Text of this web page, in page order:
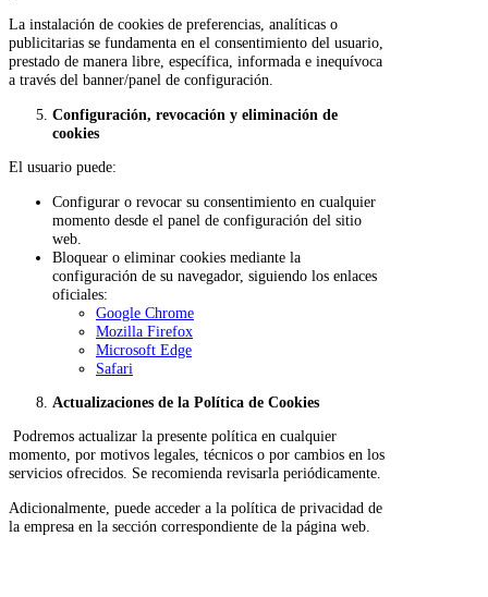
La instalación de cookies de preferencias, analíticas o
publicitarias se fundamenta en el consentimiento del usuario,
prestado de manera libre, específica, informada e inequívoca
a través del banner/panel de configuración.
Configuración, revocación y eliminación de
cookies
El usuario puede:
Configurar o revocar su consentimiento en cualquier
momento desde el panel de configuración del sitio
web.
Bloquear o eliminar cookies mediante la
configuración de su navegador, siguiendo los enlaces
oficiales:
Google Chrome
Mozilla Firefox
Microsoft Edge
Safari
Actualizaciones de la Política de Cookies
Podremos actualizar la presente política en cualquier
momento, por motivos legales, técnicos o por cambios en los
servicios ofrecidos. Se recomienda revisarla periódicamente.
Adicionalmente, puede acceder a la política de privacidad de
la empresa en la sección correspondiente de la página web.